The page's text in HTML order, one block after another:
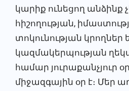
կարիք ունեցող անձինք
հիշողության,
տոկունության կրողներ
կազմակերպության
համար յուրաքանչյուր
միջազգային օր է։ Մեր